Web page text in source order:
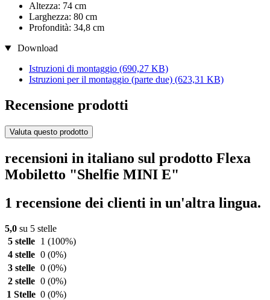
Altezza: 74 cm
Larghezza: 80 cm
Profondità: 34,8 cm
Download
Istruzioni di montaggio (690,27 KB)
Istruzioni per il montaggio (parte due) (623,31 KB)
Recensione prodotti
Valuta questo prodotto
recensioni in italiano sul prodotto Flexa
Mobiletto "Shelfie MINI E"
1 recensione dei clienti in un'altra lingua.
5,0 su 5 stelle
5 stelle
1 (100%)
4 stelle 0 (0%)
3 stelle 0 (0%)
2 stelle 0 (0%)
1 Stelle 0 (0%)